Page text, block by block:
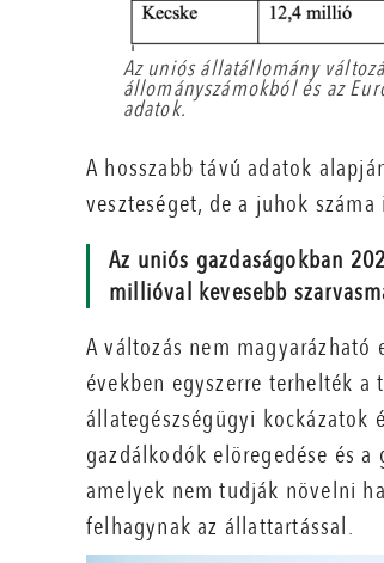
Az uniós állatállomány
állományszámokból és az
adatok.
A hosszabb távú adatok
veszteséget, de a juhok
Az uniós gazdaságokban
millióval kevesebb
A változás nem
években egyszerre terhelték a
állategészségügyi kockázatok
gazdálkodók elöregedése és
amelyek nem tudják növelni
felhagynak az állattartással.